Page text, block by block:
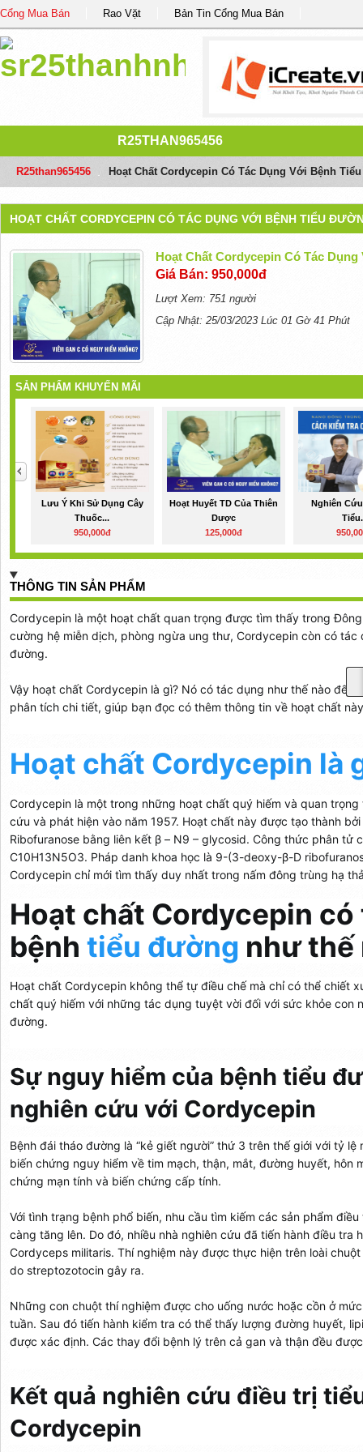
Cổng Mua Bán Rao Vặt Bản Tin Cổng Mua Bán
R25THAN965456
R25than965456 Hoạt Chất Cordycepin Có Tác Dụng Với Bệnh
HOẠT CHẤT CORDYCEPIN CÓ TÁC DỤNG VỚI BỆNH TIỂU
Hoạt Chất Cordycepin Có Tác
Giá Bán: 950,000đ
Lượt Xem: 751 người
Cập Nhật: 25/03/2023 Lúc 01 Gờ 41 Phút
SẢN PHẨM KHUYẾN MÃI
Lưu Ý Khi Sử Dụng Cây
Thuốc...
950,000đ
Hoạt Huyết TD Của Thiên
Dược
125,000đ
Nghiên
THÔNG TIN SẢN PHẨM
Cordycepin là một hoạt chất quan trọng được tìm thấy trong
cường hệ miễn dịch, phòng ngừa ung thư, Cordycepin còn có
đường.
Vậy hoạt chất Cordycepin là gì? Nó có tác dụng như thế nào đến
phân tích chi tiết, giúp bạn đọc có thêm thông tin về hoạt chất
Hoạt chất Cordycepin là
Cordycepin là một trong những hoạt chất quý hiếm và quan
cứu và phát hiện vào năm 1957. Hoạt chất này được tạo thành
Ribofuranose bằng liên kết β – N9 – glycosid. Công thức phân tử
C10H13N5O3. Pháp danh khoa học là 9-(3-deoxy-β-D
Cordycepin chỉ mới tìm thấy duy nhất trong nấm đông trùng hạ
Hoạt chất Cordycepin
bệnh tiểu đường như thế
Hoạt chất Cordycepin không thể tự điều chế mà chỉ có thể chiết
chất quý hiếm với những tác dụng tuyệt vời đối với sức khỏe con
đường.
Sự nguy hiểm của bệnh tiểu
nghiên cứu với Cordycepin
Bệnh đái tháo đường là “kẻ giết người” thứ 3 trên thế giới với tỷ
biến chứng nguy hiểm về tim mạch, thận, mắt, đường huyết, hôn
chứng mạn tính và biến chứng cấp tính.
Với tình trạng bệnh phổ biến, nhu cầu tìm kiếm các sản phẩm
càng tăng lên. Do đó, nhiều nhà nghiên cứu đã tiến hành điều tra
Cordyceps militaris. Thí nghiệm này được thực hiện trên loài
do streptozotocin gây ra.
Những con chuột thí nghiệm được cho uống nước hoặc cồn ở
tuần. Sau đó tiến hành kiểm tra có thể thấy lượng đường huyết,
được xác định. Các thay đổi bệnh lý trên cả gan và thận đều
Kết quả nghiên cứu điều trị
Cordycepin